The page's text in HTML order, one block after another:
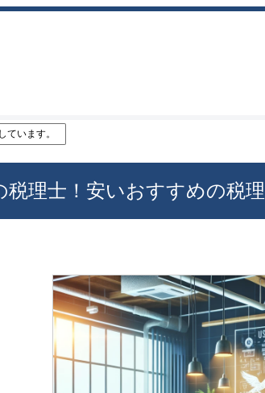
ています。
税理士！安いおすすめの税